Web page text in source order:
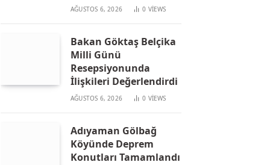
AĞUSTOS 6, 2026 0 VIEWS
Bakan Göktaş Belçika
Milli Günü
Resepsiyonunda
İlişkileri Değerlendirdi
AĞUSTOS 6, 2026 0 VIEWS
Adıyaman Gölbağ
Köyünde Deprem
Konutları Tamamlandı